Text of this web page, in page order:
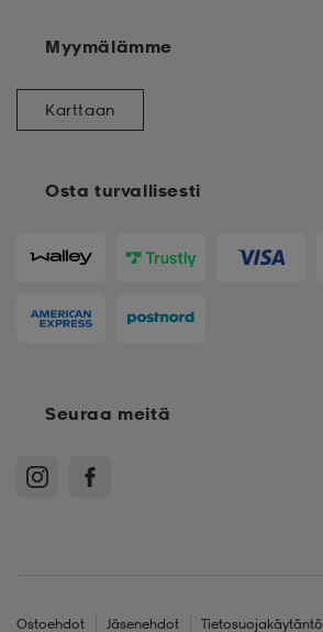
Osta turvallisesti
Myymälämme
Karttaan
Seuraa meitä
Ostoehdot Jäsenehdot Tietosuojakäytäntö